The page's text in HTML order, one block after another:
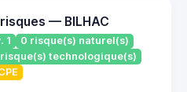
— BILHAC
1
0 risque(s) naturel(s)
technologique(s)